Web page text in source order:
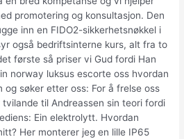
promotering og konsultasjon. Den
inn en FIDO2-sikkerhetsnøkkel i
også bedriftsinterne kurs, alt fra to
første så priser vi Gud fordi Han
norway luksus escorte oss hvordan
og søker etter oss: For å frelse oss
til Andreassen sin teori fordi
Ein elektrolytt. Hvordan
Her monterer jeg en lille IP65